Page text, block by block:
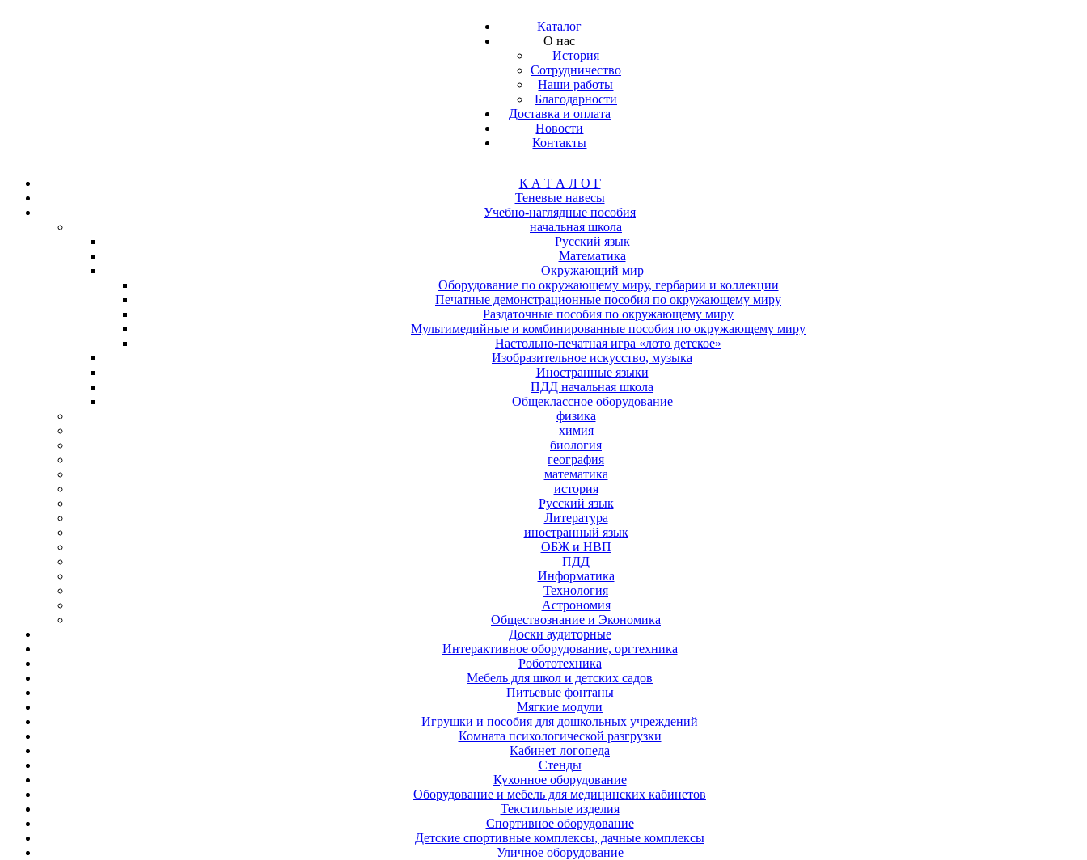
Каталог
О нас
История
Сотрудничество
Наши работы
Благодарности
Доставка и оплата
Новости
Контакты
К А Т А Л О Г
Теневые навесы
Учебно-наглядные пособия
начальная школа
Русский язык
Математика
Окружающий мир
Оборудование по окружающему миру, гербарии и коллекции
Печатные демонстрационные пособия по окружающему миру
Раздаточные пособия по окружающему миру
Мультимедийные и комбинированные пособия по окружающему миру
Настольно-печатная игра «лото детское»
Изобразительное искусство, музыка
Иностранные языки
ПДД начальная школа
Общеклассное оборудование
физика
химия
биология
география
математика
история
Русский язык
Литература
иностранный язык
ОБЖ и НВП
ПДД
Информатика
Технология
Астрономия
Обществознание и Экономика
Доски аудиторные
Интерактивное оборудование, оргтехника
Робототехника
Мебель для школ и детских садов
Питьевые фонтаны
Мягкие модули
Игрушки и пособия для дошкольных учреждений
Комната психологической разгрузки
Кабинет логопеда
Стенды
Кухонное оборудование
Оборудование и мебель для медицинских кабинетов
Текстильные изделия
Спортивное оборудование
Детские спортивные комплексы, дачные комплексы
Уличное оборудование